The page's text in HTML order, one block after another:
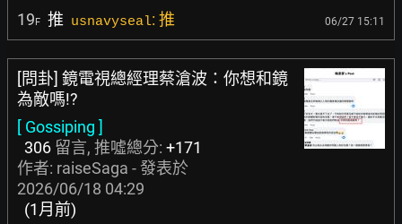
19F 推 usnavyseal: 推 06/27 15:11
[問卦] 鏡電視總經理蔡滄波：你想和鏡
為敵嗎!?
[ Gossiping ]
306 留言, 推噓總分: +171
作者: raiseSaga - 發表於
2026/06/18 04:29
(1月前)